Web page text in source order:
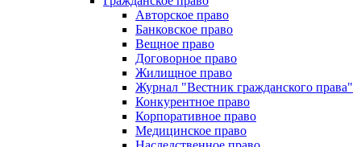
Авторское право
Банковское право
Вещное право
Договорное право
Жилищное право
Журнал "Вестник гражданского права"
Конкурентное право
Корпоративное право
Медицинское право